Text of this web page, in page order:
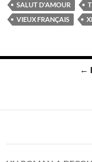
SALUT D'AMOUR
VIEUX FRANÇAIS
articles
←